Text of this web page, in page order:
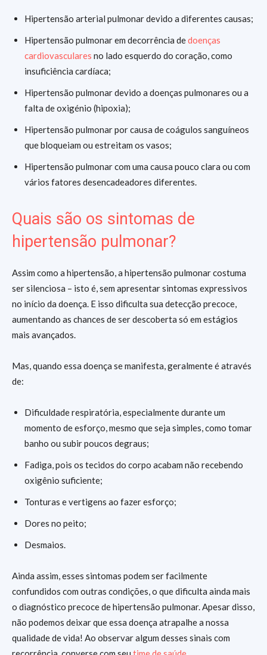
Hipertensão arterial pulmonar devido a diferentes causas;
Hipertensão pulmonar em decorrência dedoenças
cardiovasculares no lado esquerdo do coração, como
insuficiência cardíaca;
Hipertensão pulmonar devido a doenças pulmonares ou a
falta de oxigénio (hipoxia);
Hipertensão pulmonar por causa de coágulos sanguíneos
que bloqueiam ou estreitam os vasos;
Hipertensão pulmonar com uma causa pouco clara ou com
vários fatores desencadeadores diferentes.
Quais são os sintomas de
hipertensão pulmonar?
Assim como a hipertensão, a hipertensão pulmonar costuma
ser silenciosa – isto é, sem apresentar sintomas expressivos
no início da doença. E isso dificulta sua detecção precoce,
aumentando as chances de ser descoberta só em estágios
mais avançados.
Mas, quando essa doença se manifesta, geralmente é através
de:
Dificuldade respiratória, especialmente durante um
momento de esforço, mesmo que seja simples, como tomar
banho ou subir poucos degraus;
Fadiga, pois os tecidos do corpo acabam não recebendo
oxigênio suficiente;
Tonturas e vertigens ao fazer esforço;
Dores no peito;
Desmaios.
Ainda assim, esses sintomas podem ser facilmente
confundidos com outras condições, o que dificulta ainda mais
o diagnóstico precoce de hipertensão pulmonar. Apesar disso,
não podemos deixar que essa doença atrapalhe a nossa
qualidade de vida! Ao observar algum desses sinais com